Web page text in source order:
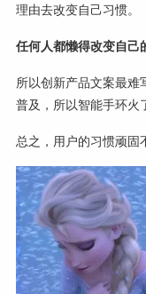
理由去改变自己习惯。
任何人都懒得改变自己
所以创新产品文案最
普及，所以智能手环火
总之，用户的习惯顽固